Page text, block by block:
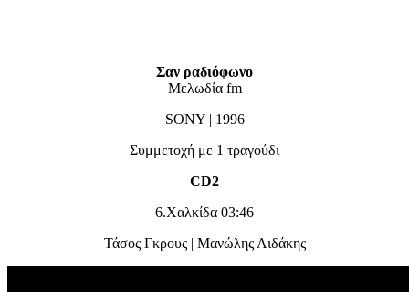
Σαν ραδιόφωνο
Μελωδία fm
SONY | 1996
Συμμετοχή με 1 τραγούδι
CD2
6.Χαλκίδα 03:46
Τάσος Γκρους | Μανώλης Λιδάκης